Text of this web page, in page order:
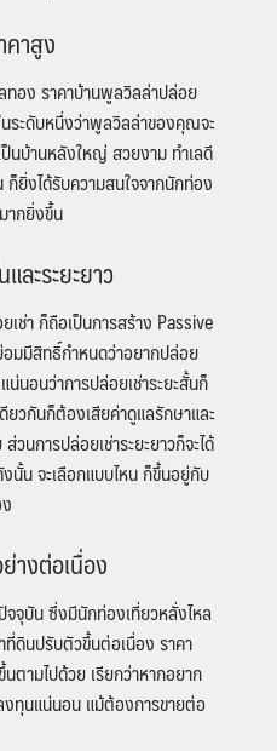
คาสูง
ทอง ราคาบ้านพูลวิลล่าปล่อย
นระดับหนึ่งว่าพูลวิลล่าของคุณจะ
ป็นบ้านหลังใหญ่ สวยงาม ทำเลดี
ยิ่งได้รับความสนใจจากนักท่อง
ากยิ่งขึ้น
ละระยะยาว
ช่า ก็ถือเป็นการสร้าง Passive
มมีสิทธิ์กำหนดว่าอยากปล่อย
น่นอนว่าการปล่อยเช่าระยะสั้นก็
ยวกันก็ต้องเสียค่าดูแลรักษาและ
นการปล่อยเช่าระยะยาวก็จะได้
น จะเลือกแบบไหน ก็ขึ้นอยู่กับ
างต่อเนื่อง
จุบัน ซึ่งมีนักท่องเที่ยวหลั่งไหล
ที่ดินปรับตัวขึ้นต่อเนื่อง ราคา
ามไปด้วย เรียกว่าหากอยาก
ทุนแน่นอน แม้ต้องการขายต่อ